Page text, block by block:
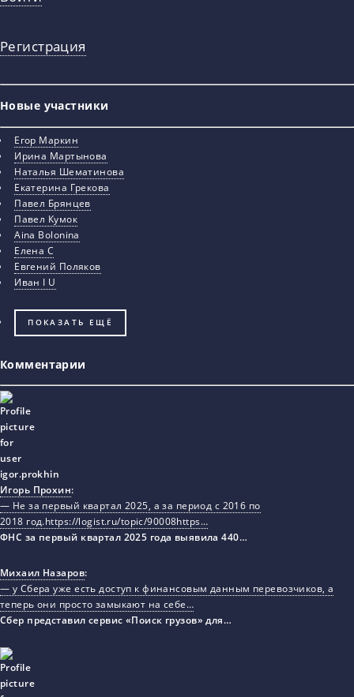
Регистрация
Новые участники
Егор Маркин
Ирина Мартынова
Наталья Шематинова
Екатерина Грекова
Павел Брянцев
Павел Кумок
Aina Bolonina
Елена С
Евгений Поляков
Иван I U
ПОКАЗАТЬ ЕЩЁ
Комментарии
Игорь Прохин:
— Не за первый квартал 2025, а за период с 2016 по
2018 год.https://logist.ru/topic/90008https…
ФНС за первый квартал 2025 года выявила 440…
Михаил Назаров:
— у Сбера уже есть доступ к финансовым данным перевозчиков, а
теперь они просто замыкают на себе…
Сбер представил сервис «Поиск грузов» для…